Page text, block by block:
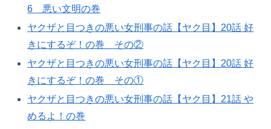
6 悪い文明の巻
ヤクザと目つきの悪い女刑事の話【ヤク目】20話 好
きにするぞ！の巻​ その②
ヤクザと目つきの悪い女刑事の話【ヤク目】20話 好
きにするぞ！の巻​ その①
ヤクザと目つきの悪い女刑事の話【ヤク目】21話 や
めるよ！の巻​